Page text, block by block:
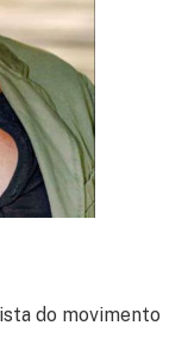
do movimento